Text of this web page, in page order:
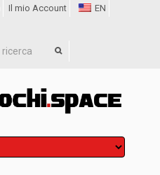
Il mio Account
EN